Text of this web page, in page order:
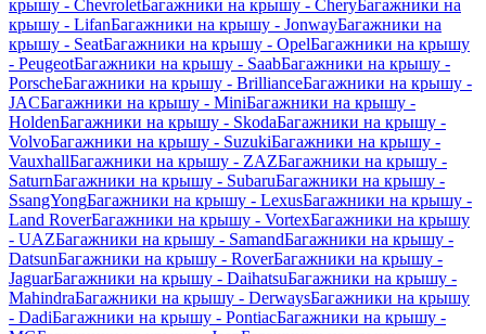
крышу - ChevroletБагажники на крышу - CheryБагажники на
крышу - LifanБагажники на крышу - JonwayБагажники на
крышу - SeatБагажники на крышу - OpelБагажники на крышу
- PeugeotБагажники на крышу - SaabБагажники на крышу -
PorscheБагажники на крышу - BrillianceБагажники на крышу -
JACБагажники на крышу - MiniБагажники на крышу -
HoldenБагажники на крышу - SkodaБагажники на крышу -
VolvoБагажники на крышу - SuzukiБагажники на крышу -
VauxhallБагажники на крышу - ZAZБагажники на крышу -
SaturnБагажники на крышу - SubaruБагажники на крышу -
SsangYongБагажники на крышу - LexusБагажники на крышу -
Land RoverБагажники на крышу - VortexБагажники на крышу
- UAZБагажники на крышу - SamandБагажники на крышу -
DatsunБагажники на крышу - RoverБагажники на крышу -
JaguarБагажники на крышу - DaihatsuБагажники на крышу -
MahindraБагажники на крышу - DerwaysБагажники на крышу
- DadiБагажники на крышу - PontiacБагажники на крышу -